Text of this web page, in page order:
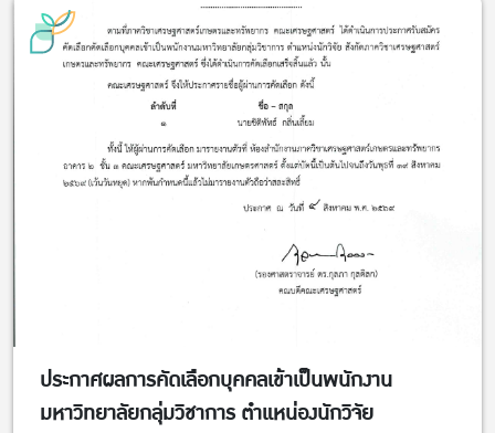
ประกาศผลการคัดเลือกบุคคลเข้าเป็นพนักงาน
มหาวิทยาลัยกลุ่มวิชาการ ตำแหน่องนักวิจัย